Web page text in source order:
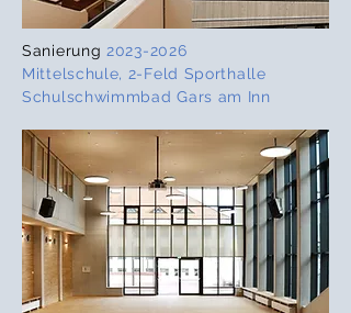
Sanierung 2023-2026
Mittelschule, 2-Feld Sporthalle
Schulschwimmbad Gars am Inn